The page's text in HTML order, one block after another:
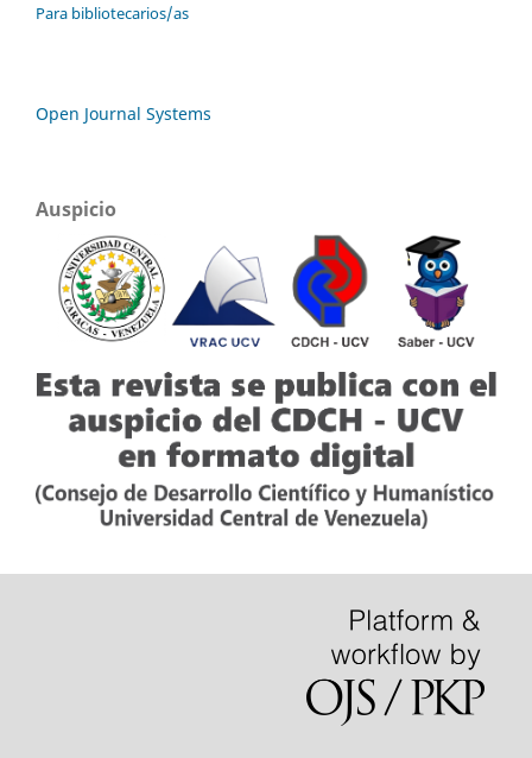
Para bibliotecarios/as
Open Journal Systems
Auspicio